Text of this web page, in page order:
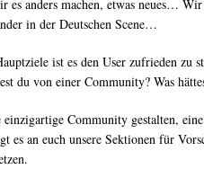
es anders machen, etwas neues…
in der Deutschen Scene…
ist es den User zufrieden
du von einer Community? Was
Community gestalten,
es an euch unsere Sektionen für